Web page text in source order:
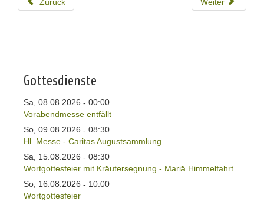
Gottesdienste
Sa, 08.08.2026 - 00:00
Vorabendmesse entfällt
So, 09.08.2026 - 08:30
Hl. Messe - Caritas Augustsammlung
Sa, 15.08.2026 - 08:30
Wortgottesfeier mit Kräutersegnung - Mariä Himmelfahrt
So, 16.08.2026 - 10:00
Wortgottesfeier